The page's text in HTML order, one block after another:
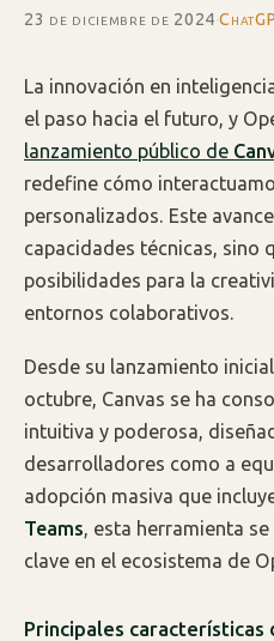
23 de diciembre de 2024·
La innovación en
el paso hacia el futuro, y
lanzamiento público de
redefine cómo
personalizados. Este
capacidades técnicas, sino
posibilidades para la
entornos colaborativos.
Desde su lanzamiento
octubre, Canvas se ha
intuitiva y poderosa,
desarrolladores como a
adopción masiva que
Teams, esta herramienta
clave en el ecosistema de
Principales características